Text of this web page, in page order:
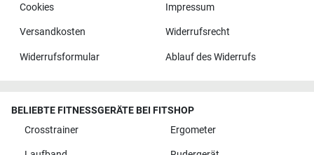
Cookies Impressum
Versandkosten Widerrufsrecht
Widerrufsformular Ablauf des Widerrufs
BELIEBTE FITNESSGERÄTE BEI FITSHOP
Crosstrainer
Ergometer